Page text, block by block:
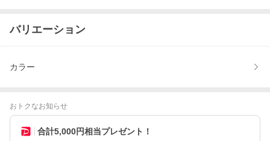
バリエーション
カラー
おトクなお知らせ
合計5,000円相当プレゼント！